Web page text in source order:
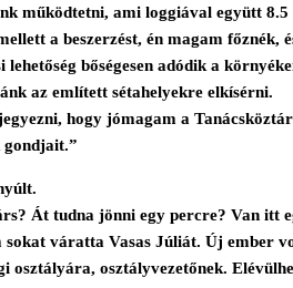
működtetni, ami loggiával együtt
a beszerzést, én magam főznék,
lehetőség bőségesen adódik a
az említett sétahelyekre elkísérni.
hogy jómagam a
gondjait.”
Át tudna jönni egy percre? Van itt
sokat váratta Vasas Júliát. Új ember
osztályára, osztályvezetőnek.